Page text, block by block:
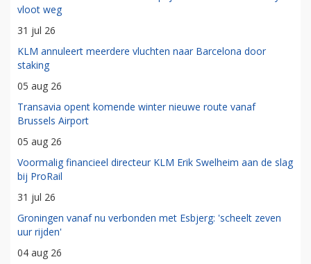
vloot weg
31 jul 26
KLM annuleert meerdere vluchten naar Barcelona door
staking
05 aug 26
Transavia opent komende winter nieuwe route vanaf
Brussels Airport
05 aug 26
Voormalig financieel directeur KLM Erik Swelheim aan de slag
bij ProRail
31 jul 26
Groningen vanaf nu verbonden met Esbjerg: 'scheelt zeven
uur rijden'
04 aug 26